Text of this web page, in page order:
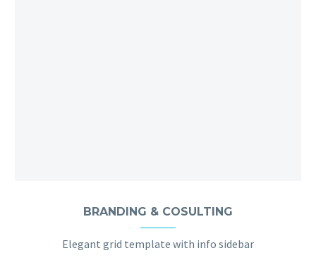
BRANDING & COSULTING
Elegant grid template with info sidebar